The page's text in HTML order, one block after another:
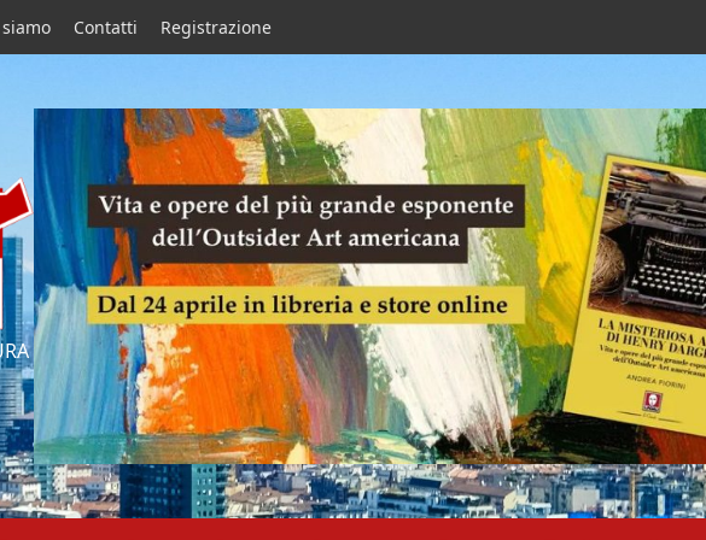
Contatti Registrazione